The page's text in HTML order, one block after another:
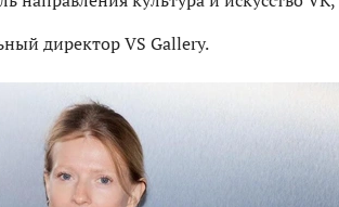
директор VS Gallery.